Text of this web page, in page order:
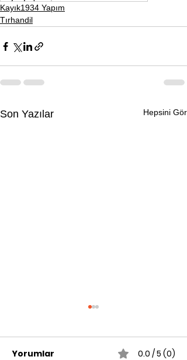
Kayık1934 Yapım
Tırhandil
Son Yazılar Hepsini Gör
Yorumlar 0.0 / 5 (0)